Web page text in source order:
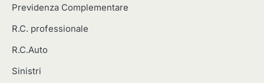
Previdenza Complementare
R.C. professionale
R.C.Auto
Sinistri